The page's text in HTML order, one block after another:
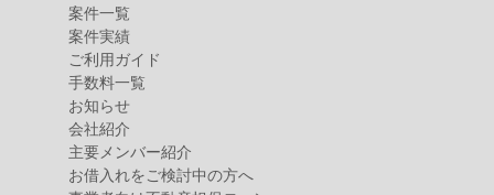
案件⼀覧
案件実績
ご利用ガイド
手数料一覧
お知らせ
会社紹介
主要メンバー紹介
お借入れをご検討中の方へ